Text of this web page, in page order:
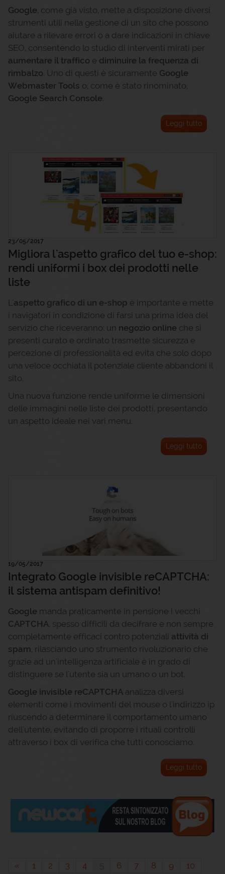
Google , come già visto, mette a disposizione diversi
strumenti utili nella gestione di un sito che possono
aiutare a rilevare errori o a dare indicazioni in chiave
SEO, consentendo lo studio di interventi mirati per
aumentare il traffico e diminuire la frequenza di
rimbalzo. Uno di questi è sicuramente Google
Webmaster Tools o, come è stato rinominato,
Google Search Console.
Leggi tutto
23/05/2017
Migliora l'aspetto grafico del tuo e-shop:
rendi uniformi i box dei prodotti nelle
liste
L'aspetto grafico di un e-shop è importante e mette
i navigatori in condizione di farsi una prima idea del
servizio che riceveranno: un negozio online che si
presenti curato e ordinato trasmette sicurezza e
percezione di professionalità ed evita che solo dopo
una veloce occhiata il potenziale cliente abbandoni il
sito.
Una nuova funzione rende uniforme le dimensioni
delle immagini nelle liste dei prodotti, presentando
un aspetto ideale nei vari menu.
Leggi tutto
19/05/2017
Integrato Google invisible reCAPTCHA:
il sistema antispam definitivo!
Google manda praticamente in pensione i vecchi
CAPTCHA , spesso difficili da decifrare e non sempre
completamente efficaci contro potenziali attività di
spam, rilasciando uno strumento rivoluzionario che
grazie ad un'intelligenza artificiale è in grado di
distinguere se l'utente sia un umano o un bot.
Google invisible reCAPTCHA analizza diversi
elementi come i movimenti del mouse o l'indirizzo ip
riuscendo a determinare il comportamento umano
dell'utente, evitando di proporre i rituali controlli
attraverso i box di verifica che tutti conosciamo.
Leggi tutto
« 1 2 3 4 6 7 8 9
10